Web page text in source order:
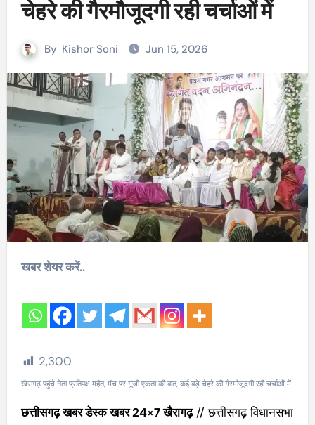
चेहरे की गैरमौजूदगी रही चर्चाओं में
By Kishor Soni Jun 15, 2026
खबर शेयर करें..
2,300
खैरागढ़ पहुंचे नेता प्रतिपक्ष महंत, मंच पर गूंजी एकता की बात, कई बड़े चेहरे की गैरमौजूदगी रही चर्चाओं में
छत्तीसगढ़ खबर डेस्क खबर 24×7 खैरागढ़// छत्तीसगढ़ विधानसभा